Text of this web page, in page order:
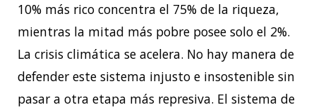
10% más rico concentra el 75% de la riqueza,
mientras la mitad más pobre posee solo el 2%.
La crisis climática se acelera. No hay manera de
defender este sistema injusto e insostenible sin
pasar a otra etapa más represiva. El sistema de